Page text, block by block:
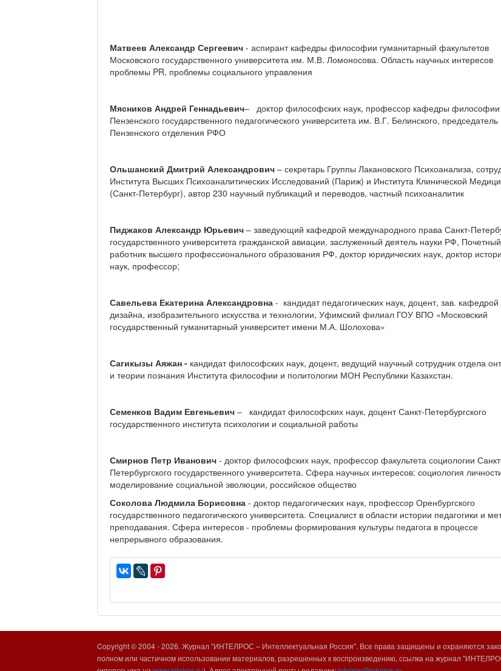
Матвеев Александр Сергеевич - аспирант кафедры философии гуманитарный факультетов
Московского государственного университета им. М.В. Ломоносова. Область научных интересов
проблемы PR, проблемы социального управления
Мясников Андрей Геннадьевич– доктор философских наук, профессор кафедры философии
Пензенского государственного педагогического университета им. В.Г. Белинского, председатель
Пензенского отделения РФО
Ольшанский Дмитрий Александрович – секретарь Группы Лакановского Психоанализа,
Института Высших Психоаналитических Исследований (Париж) и Института Клинической
(Санкт-Петербург), автор 230 научный публикаций и переводов, частный психоаналитик
Пиджаков Александр Юрьевич – заведующий кафедрой международного права Санкт-
государственного университета гражданской авиации, заслуженный деятель науки РФ, Почетный
работник высшего профессионального образования РФ, доктор юридических наук, доктор
наук, профессор;
Савельева Екатерина Александровна - кандидат педагогических наук, доцент, зав. кафедрой
дизайна, изобразительного искусства и технологии, Уфимский филиал ГОУ ВПО «Московский
государственный гуманитарный университет имени М.А. Шолохова»
Сагикызы Аяжан - кандидат философских наук, доцент, ведущий научный сотрудник отдела
и теории познания Института философии и политологии МОН Республики Казахстан.
Семенков Вадим Евгеньевич – кандидат философских наук, доцент Санкт-Петербургского
государственного института психологии и социальной работы
Смирнов Петр Иванович - доктор философских наук, профессор факультета социологии
Петербургского государственного университета. Сфера научных интересов: социология
моделирование социальной эволюции, российское общество
Соколова Людмила Борисовна - доктор педагогических наук, профессор Оренбургского
государственного педагогического университета. Специалист в области истории педагогики и
преподавания. Сфера интересов - проблемы формирования культуры педагога в процессе
непрерывного образования.
Copyright © 2004 -2026. Журнал "ИНТЕЛРОС – Интеллектуальная Россия". Все права защищены и охраняются
полном или частичном использовании материалов, разрешенных к воспроизведению, ссылка на журнал